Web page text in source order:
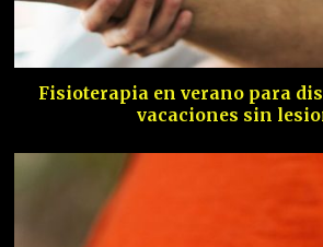
Fisioterapia en verano para
vacaciones sin